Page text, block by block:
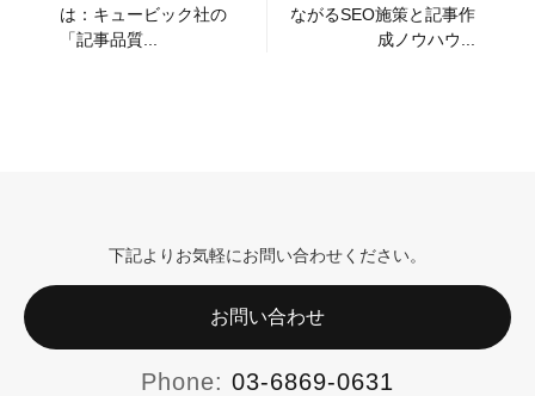
は：キュービック社の
「記事品質...
ながるSEO施策と記事作
成ノウハウ...
下記よりお気軽にお問い合わせください。
お問い合わせ
Phone: 03-6869-0631